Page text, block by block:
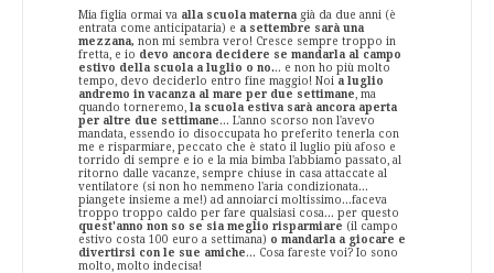
Mia figlia ormai va alla scuola materna già da due anni (è
entrata come anticipataria) e a settembre sarà una
mezzana, non mi sembra vero! Cresce sempre troppo in
fretta, e io devo ancora decidere se mandarla al campo
estivo della scuola a luglio o no... e non ho più molto
tempo, devo deciderlo entro fine maggio! Noi a luglio
andremo in vacanza al mare per due settimane , ma
quando torneremo, la scuola estiva sarà ancora aperta
per altre due settimane... L'anno scorso non l'avevo
mandata, essendo io disoccupata ho preferito tenerla con
me e risparmiare, peccato che è stato il luglio più afoso e
torrido di sempre e io e la mia bimba l'abbiamo passato, al
ritorno dalle vacanze, sempre chiuse in casa attaccate al
ventilatore (si non ho nemmeno l'aria condizionata...
piangete insieme a me!) ad annoiarci moltissimo...faceva
troppo troppo caldo per fare qualsiasi cosa... per questo
quest'anno non so se sia meglio risparmiare (il campo
estivo costa 100 euro a settimana) o mandarla a giocare e
divertirsi con le sue amiche... Cosa fareste voi? Io sono
molto, molto indecisa!